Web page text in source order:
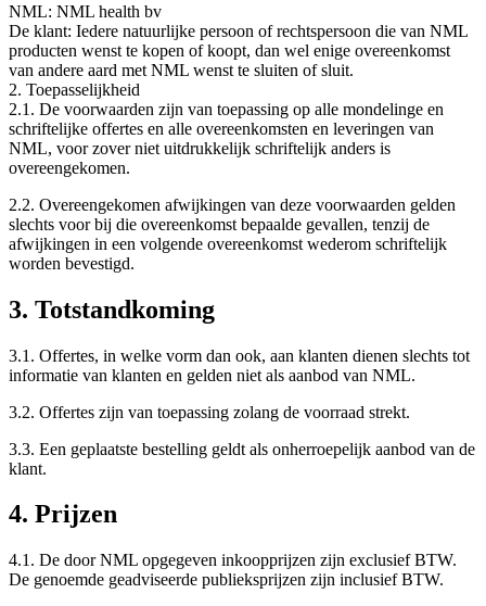
NML: NML health bv
De klant: Iedere natuurlijke persoon of rechtspersoon die van NML
producten wenst te kopen of koopt, dan wel enige overeenkomst
van andere aard met NML wenst te sluiten of sluit.
2. Toepasselijkheid
2.1. De voorwaarden zijn van toepassing op alle mondelinge en
schriftelijke offertes en alle overeenkomsten en leveringen van
NML, voor zover niet uitdrukkelijk schriftelijk anders is
overeengekomen.
2.2. Overeengekomen afwijkingen van deze voorwaarden gelden
slechts voor bij die overeenkomst bepaalde gevallen, tenzij de
afwijkingen in een volgende overeenkomst wederom schriftelijk
worden bevestigd.
3. Totstandkoming
3.1. Offertes, in welke vorm dan ook, aan klanten dienen slechts tot
informatie van klanten en gelden niet als aanbod van NML.
3.2. Offertes zijn van toepassing zolang de voorraad strekt.
3.3. Een geplaatste bestelling geldt als onherroepelijk aanbod van de
klant.
4. Prijzen
4.1. De door NML opgegeven inkoopprijzen zijn exclusief BTW.
De genoemde geadviseerde publieksprijzen zijn inclusief BTW.